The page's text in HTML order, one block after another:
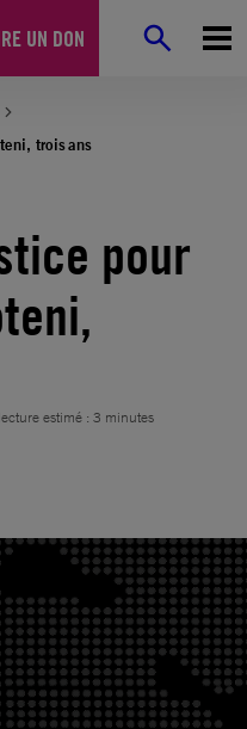
UN DON
trois ans
pour
estimé : 3 minutes